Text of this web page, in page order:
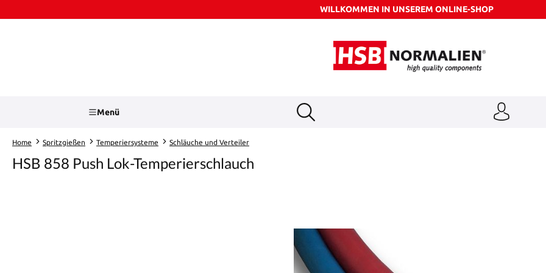
WILLKOMMEN IN UNSEREM ONLINE-SHOP
Menü
Home Spritzgießen Temperiersysteme Schläuche und Verteiler
HSB 858 Push Lok-Temperierschlauch